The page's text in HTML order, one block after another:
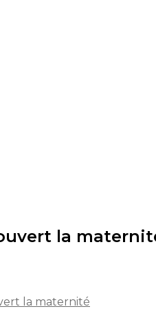
la
la maternité